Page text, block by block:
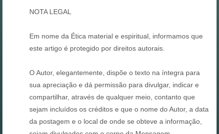
NOTA LEGAL
Em nome da Ética material e espiritual, informamos que
este artigo é protegido por direitos autorais.
O Autor, elegantemente, dispõe o texto na íntegra para
sua apreciação e dá permissão para divulgar, indicar e
compartilhar, através de qualquer meio, contanto que
sejam incluídos os créditos e que o nome do Autor, a data
da postagem e o local de onde se obteve a informação,